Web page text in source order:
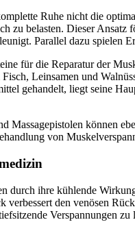
Ruhe nicht die
zu belasten. Dieser
Parallel dazu spielen
für die Reparatur der
Leinsamen und
gehandelt, liegt seine
Massagepistolen können
von
durch ihre kühlende
verbessert den venösen
Verspannungen zu